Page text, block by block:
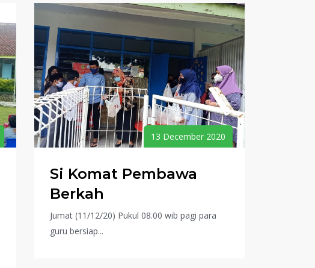
13 December 2020
Si Komat Pembawa
Berkah
Jumat (11/12/20) Pukul 08.00 wib pagi para
guru bersiap...